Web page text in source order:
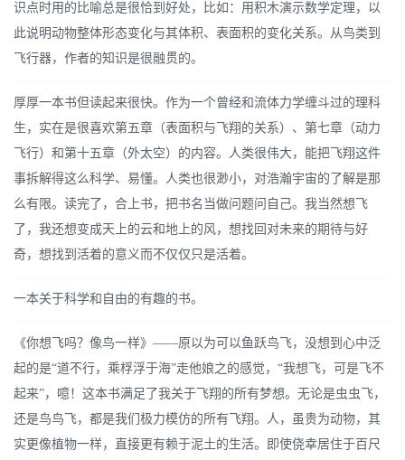
识点时用的比喻总是很恰到好处，比如：用积木演示数学定理，以
此说明动物整体形态变化与其体积、表面积的变化关系。从鸟类到
飞行器，作者的知识是很融贯的。
厚厚一本书但读起来很快。作为一个曾经和流体力学缠斗过的理科
生，实在是很喜欢第五章（表面积与飞翔的关系）、第七章（动力
飞行）和第十五章（外太空）的内容。人类很伟大，能把飞翔这件
事拆解得这么科学、易懂。人类也很渺小，对浩瀚宇宙的了解是那
么有限。读完了，合上书，把书名当做问题问自己。我当然想飞
了，我还想变成天上的云和地上的风，想找回对未来的期待与好
奇，想找到活着的意义而不仅仅只是活着。
一本关于科学和自由的有趣的书。
《你想飞吗？像鸟一样》——原以为可以鱼跃鸟飞，没想到心中泛
起的是“道不行，乘桴浮于海”走他娘之的感觉，“我想飞，可是飞不
起来”，噫！这本书满足了我关于飞翔的所有梦想。无论是虫虫飞，
还是鸟鸟飞，都是我们极力模仿的所有飞翔。人，虽贵为动物，其
实更像植物一样，直接更有赖于泥土的生活。即使侥幸居住于百尺